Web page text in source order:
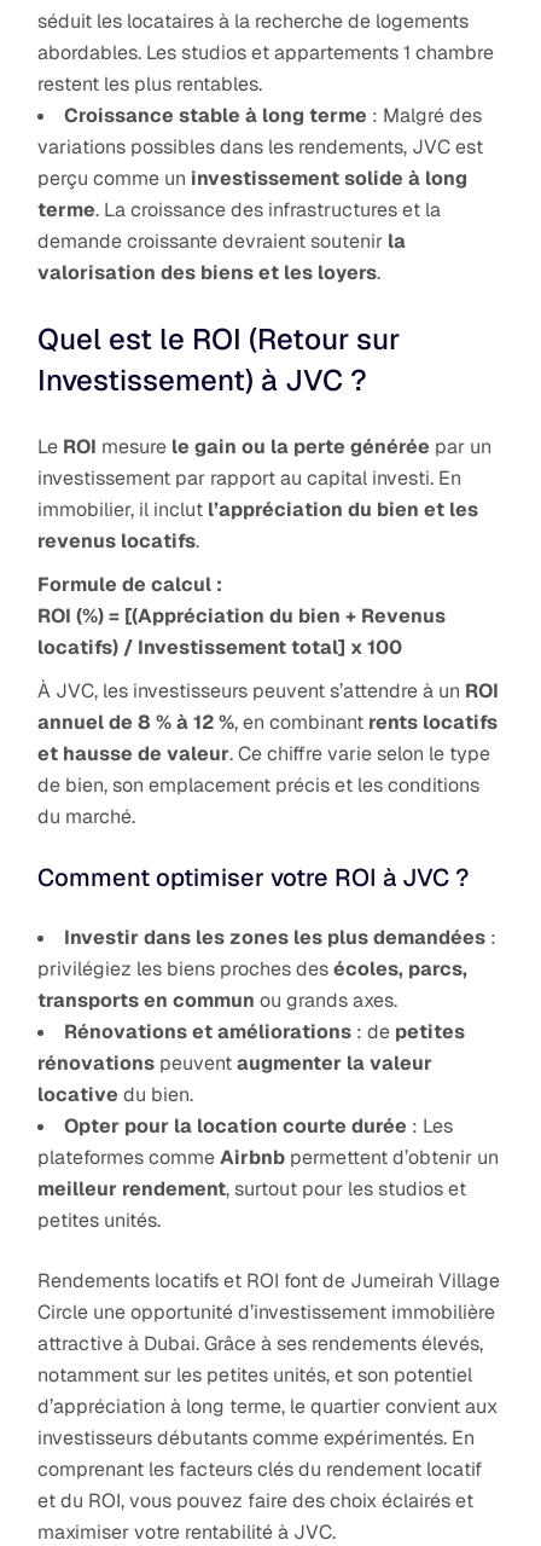
séduit les locataires à la recherche de logements
abordables. Les studios et appartements 1 chambre
restent les plus rentables.
Croissance stable à long terme : Malgré des
variations possibles dans les rendements, JVC est
perçu comme un investissement solide à long
terme. La croissance des infrastructures et la
demande croissante devraient soutenir la
valorisation des biens et les loyers.
Quel est le ROI (Retour sur
Investissement) à JVC ?
Le ROI mesure le gain ou la perte générée par un
investissement par rapport au capital investi. En
immobilier, il inclut l’appréciation du bien et les
revenus locatifs.
Formule de calcul :
ROI (%) = [(Appréciation du bien + Revenus
locatifs) / Investissement total] x 100
À JVC, les investisseurs peuvent s’attendre à un ROI
annuel de 8 % à 12 %, en combinant rents locatifs
et hausse de valeur. Ce chiffre varie selon le type
de bien, son emplacement précis et les conditions
du marché.
Comment optimiser votre ROI à JVC ?
Investir dans les zones les plus demandées :
privilégiez les biens proches desécoles, parcs,
transports en commun ou grands axes.
Rénovations et améliorations : de petites
rénovations peuventaugmenter la valeur
locative du bien.
Opter pour la location courte durée : Les
plateformes commeAirbnb permettent d’obtenir un
meilleur rendement, surtout pour les studios et
petites unités.
Rendements locatifs et ROI font de Jumeirah Village
Circle une opportunité d’investissement immobilière
attractive à Dubai. Grâce à ses rendements élevés,
notamment sur les petites unités, et son potentiel
d’appréciation à long terme, le quartier convient aux
investisseurs débutants comme expérimentés. En
comprenant les facteurs clés du rendement locatif
et du ROI, vous pouvez faire des choix éclairés et
maximiser votre rentabilité à JVC.